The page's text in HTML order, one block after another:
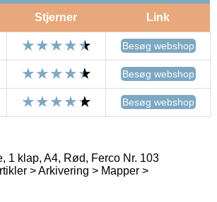
Stjerner Link
Besøg webshop
Besøg webshop
Besøg webshop
1 klap, A4, Rød, Ferco Nr. 103
> Arkivering > Mapper >